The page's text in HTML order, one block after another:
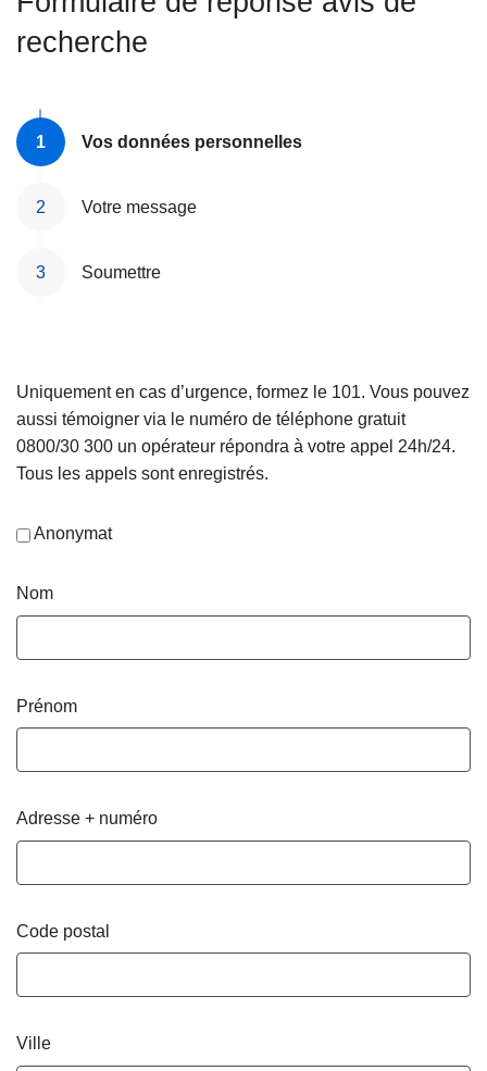
recherche
Vos données personnelles
Votre message
Soumettre
Uniquement en cas d’urgence, formez le 101. Vous pouvez
aussi témoigner via le numéro de téléphone gratuit
0800/30 300 un opérateur répondra à votre appel 24h/24.
Tous les appels sont enregistrés.
Anonymat
Nom
Prénom
Adresse + numéro
Code postal
Ville